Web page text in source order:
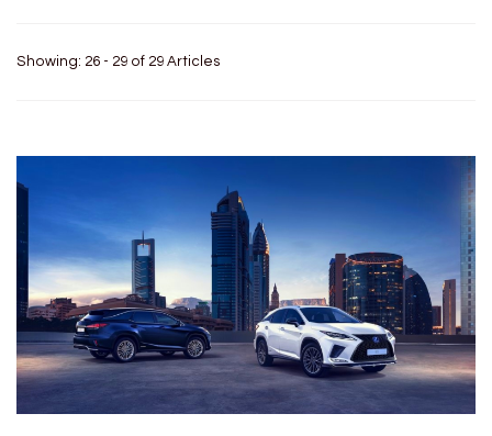
Showing: 26 - 29 of 29 Articles